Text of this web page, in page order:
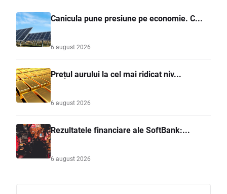
Canicula pune presiune pe economie. C...
6 august 2026
Prețul aurului la cel mai ridicat niv...
6 august 2026
Rezultatele financiare ale SoftBank:...
6 august 2026